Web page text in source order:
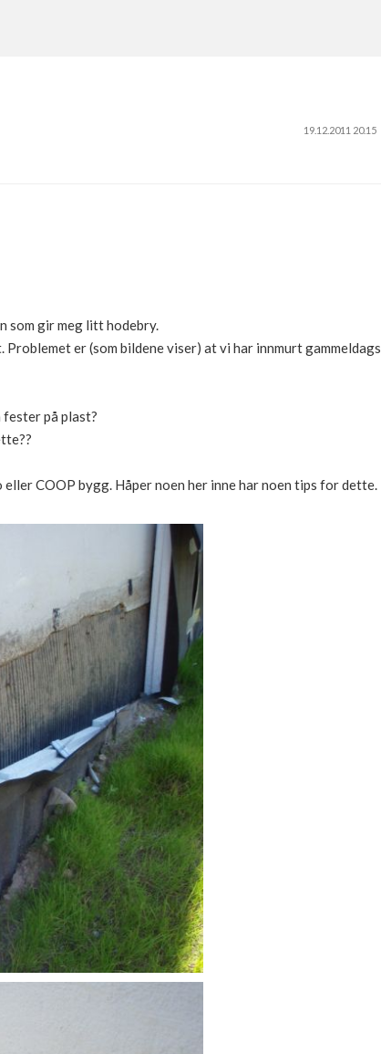
19.12.2011 20.15
som gir meg litt hodebry.
er (som bildene viser) at vi har innmurt gammeldags
på plast?
COOP bygg. Håper noen her inne har noen tips for dette.